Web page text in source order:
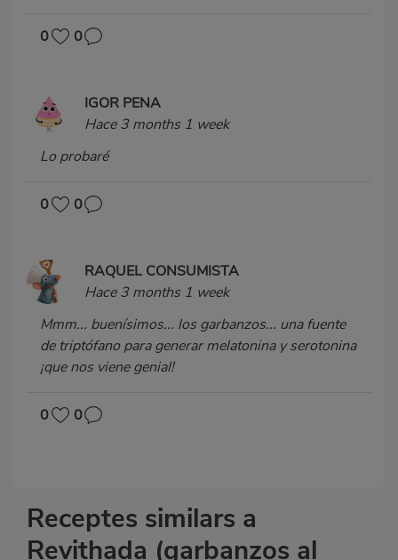
0 0
IGOR PENA
Hace 3 months 1 week
Lo probaré
0 0
RAQUEL CONSUMISTA
Hace 3 months 1 week
Mmm... buenísimos... los garbanzos... una fuente
de triptófano para generar melatonina y serotonina
¡que nos viene genial!
0 0
Receptes similars a
Revithada (garbanzos al